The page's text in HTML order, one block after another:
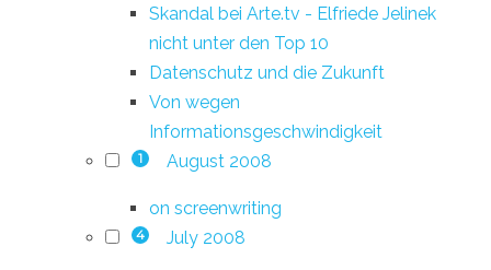
Skandal bei Arte.tv - Elfriede Jelinek
nicht unter den Top 10
Datenschutz und die Zukunft
Von wegen
Informationsgeschwindigkeit
1 August 2008
on screenwriting
4 July 2008